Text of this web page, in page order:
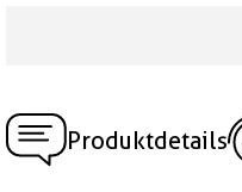
Produktdetails